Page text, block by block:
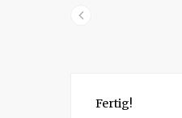
Fertig!